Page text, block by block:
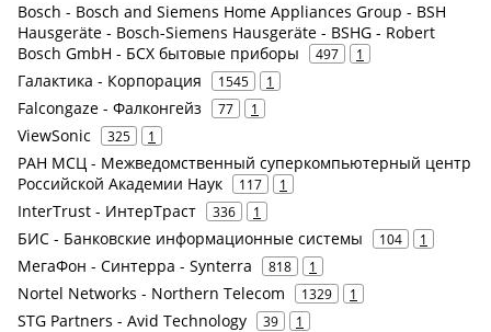
Bosch - Bosch and Siemens Home Appliances Group - BSH
Hausgeräte - Bosch-Siemens Hausgeräte - BSHG - Robert
Bosch GmbH - БСХ бытовые приборы
497 1
Галактика - Корпорация 1545 1
Falcongaze - Фалконгейз 77 1
ViewSonic 325 1
РАН МСЦ - Межведомственный суперкомпьютерный центр
Российской Академии Наук
117 1
InterTrust - ИнтерТраст 336 1
БИС - Банковские информационные системы 104 1
МегаФон - Синтерра - Synterra 818 1
Nortel Networks - Northern Telecom 1329 1
STG Partners - Avid Technology 39 1